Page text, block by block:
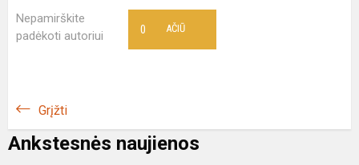
Nepamirškite
padėkoti autoriui
AČIŪ
0
Grįžti
Ankstesnės naujienos